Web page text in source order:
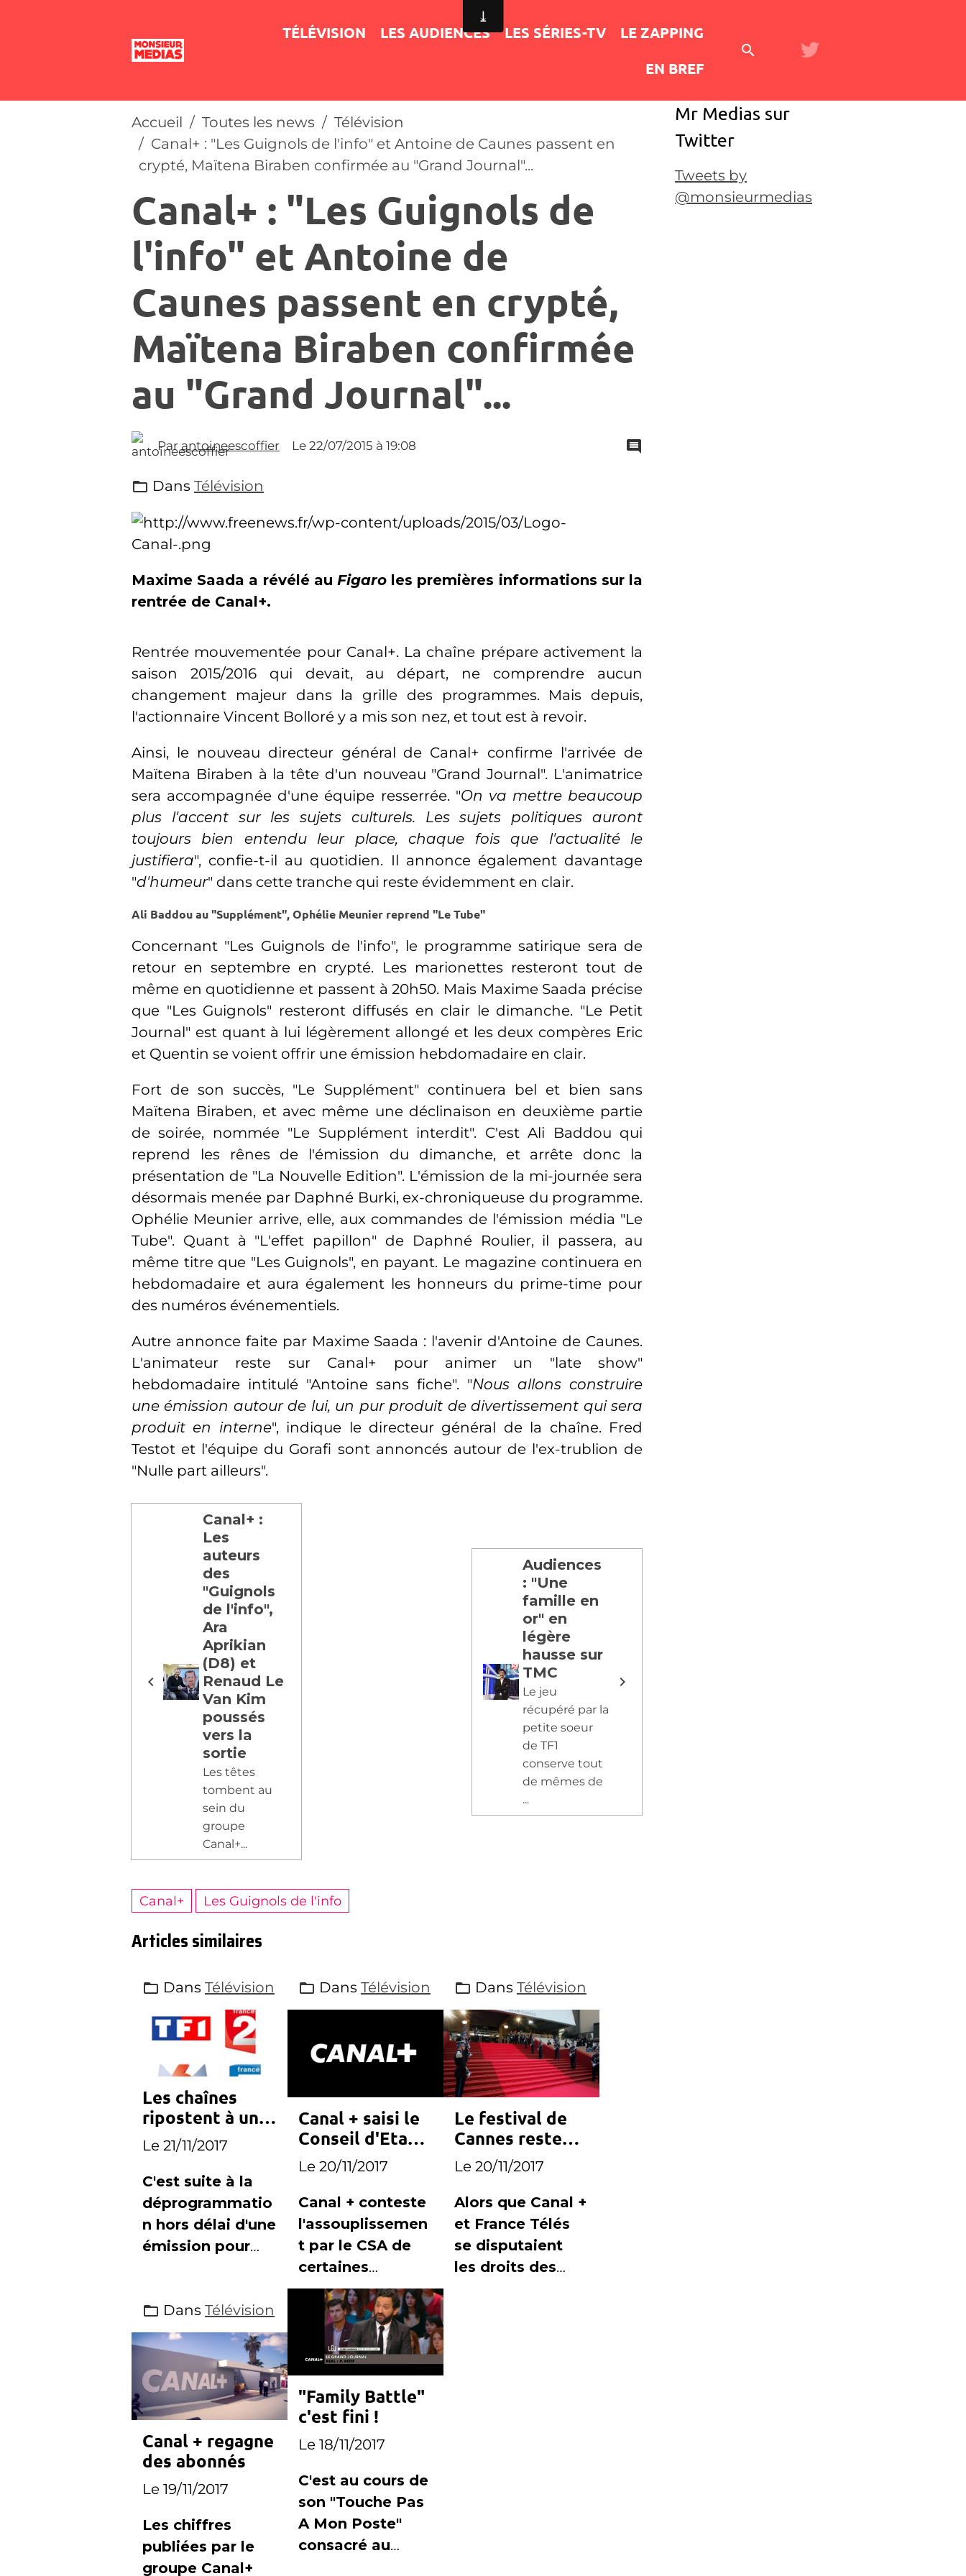
TÉLÉVISION LES AUDIENCES LES SÉRIES-TV
LE ZAPPING
EN BREF
Accueil Toutes les news
Télévision
Canal+ : "Les Guignols de l'info" et Antoine de Caunes passent en
crypté, Maïtena Biraben confirmée au "Grand Journal"...
Canal+ : "Les Guignols de
l'info" et Antoine de
Caunes passent en crypté,
Maïtena Biraben confirmée
au "Grand Journal"...
Parantoineescoffier Le 22/07/2015 à 19:08
Dans Télévision
Maxime Saada a révélé au Figaro les premières informations sur la
rentrée de Canal+.
Rentrée mouvementée pour Canal+. La chaîne prépare activement la
saison 2015/2016 qui devait, au départ, ne comprendre aucun
changement majeur dans la grille des programmes. Mais depuis,
l'actionnaire Vincent Bolloré y a mis son nez, et tout est à revoir.
Ainsi, le nouveau directeur général de Canal+ confirme l'arrivée de
Maïtena Biraben à la tête d'un nouveau "Grand Journal". L'animatrice
sera accompagnée d'une équipe resserrée. "On va mettre beaucoup
plus l'accent sur les sujets culturels. Les sujets politiques auront
toujours bien entendu leur place, chaque fois que l'actualité le
justifiera", confie-t-il au quotidien. Il annonce également davantage
"d'humeur" dans cette tranche qui reste évidemment en clair.
Ali Baddou au "Supplément", Ophélie Meunier reprend "Le Tube"
Concernant "Les Guignols de l'info", le programme satirique sera de
retour en septembre en crypté. Les marionettes resteront tout de
même en quotidienne et passent à 20h50. Mais Maxime Saada précise
que "Les Guignols" resteront diffusés en clair le dimanche. "Le Petit
Journal" est quant à lui légèrement allongé et les deux compères Eric
et Quentin se voient offrir une émission hebdomadaire en clair.
Fort de son succès, "Le Supplément" continuera bel et bien sans
Maïtena Biraben, et avec même une déclinaison en deuxième partie
de soirée, nommée "Le Supplément interdit". C'est Ali Baddou qui
reprend les rênes de l'émission du dimanche, et arrête donc la
présentation de "La Nouvelle Edition". L'émission de la mi-journée sera
désormais menée par Daphné Burki, ex-chroniqueuse du programme.
Ophélie Meunier arrive, elle, aux commandes de l'émission média "Le
Tube". Quant à "L'effet papillon" de Daphné Roulier, il passera, au
même titre que "Les Guignols", en payant. Le magazine continuera en
hebdomadaire et aura également les honneurs du prime-time pour
des numéros événementiels.
Autre annonce faite par Maxime Saada : l'avenir d'Antoine de Caunes.
L'animateur reste sur Canal+ pour animer un "late show"
hebdomadaire intitulé "Antoine sans fiche". "Nous allons construire
une émission autour de lui, un pur produit de divertissement qui sera
produit en interne", indique le directeur général de la chaîne. Fred
Testot et l'équipe du Gorafi sont annoncés autour de l'ex-trublion de
"Nulle part ailleurs".
Canal+ :
Les
auteurs
des
"Guignols
de l'info",
Ara
Aprikian
(D8) et
Renaud Le
Van Kim
poussés
vers la
sortie
Les têtes
tombent au
sein du
groupe
Canal+...
Audiences
: "Une
famille en
or" en
légère
hausse sur
TMC
Le jeu
récupéré par la
petite soeur
de TF1
conserve tout
de mêmes de
...
Canal+ Les Guignols de l'info
Articles similaires
Dans Télévision
Les chaînes
ripostent à une
programmation
imprévue de
Canal+
Le 21/11/2017
C'est suite à la
déprogrammatio
n hors délai d'une
émission pour
que Canal+ s'est
attiré les foudres
des chaînes
concurrentes
Dans Télévision
Canal + saisi le
Conseil d'Etat
et attaque TF1
et M6
Le 20/11/2017
Canal + conteste
l'assouplissemen
t par le CSA de
certaines
obligations de
TF1 et M6
Dans Télévision
Le festival de
Cannes reste
sur Canal +
Le 20/11/2017
Alors que Canal +
et France Télés
se disputaient
les droits des
Dans Télévision
Canal + regagne
des abonnés
Le 19/11/2017
Les chiffres
publiées par le
groupe Canal+
"Family Battle"
c'est fini !
Le 18/11/2017
C'est au cours de
son "Touche Pas
A Mon Poste"
consacré au
Mr Medias sur
Twitter
Tweets by
@monsieurmedias